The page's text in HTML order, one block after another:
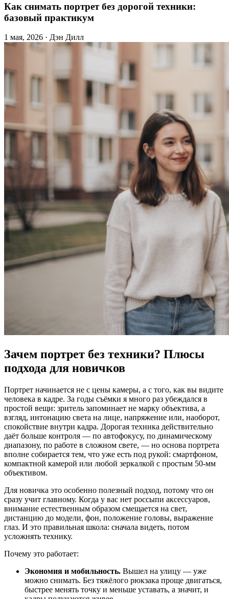
Как снимать портрет без дорогой техники:
базовый практикум
1 мая, 2026 · Дэн Дилл
Зачем портрет без техники? Плюсы
подхода для новичков
Портрет начинается не с цены камеры, а с того, как вы видите
человека в кадре. За годы съёмки я много раз убеждался в
простой вещи: зритель запоминает не марку объектива, а
взгляд, интонацию света на лице, напряжение или, наоборот,
спокойствие внутри кадра. Дорогая техника действительно
даёт больше контроля — по автофокусу, по динамическому
диапазону, по работе в сложном свете, — но основа портрета
вполне собирается тем, что уже есть под рукой: смартфоном,
компактной камерой или любой зеркалкой с простым 50-мм
объективом.
Для новичка это особенно полезный подход, потому что он
сразу учит главному. Когда у вас нет россыпи аксессуаров,
внимание естественным образом смещается на свет,
дистанцию до модели, фон, положение головы, выражение
глаз. И это правильная школа: сначала видеть, потом
усложнять технику.
Почему это работает:
Экономия и мобильность. Вышел на улицу — уже
можно снимать. Без тяжёлого рюкзака проще двигаться,
быстрее менять точку и меньше уставать, а значит, и